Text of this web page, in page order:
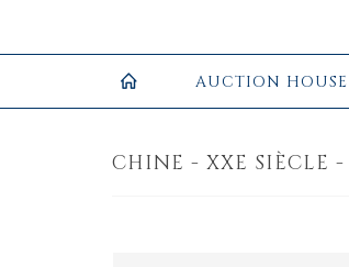
AUCTION HOUSE
CHINE - XXE SIÈCLE